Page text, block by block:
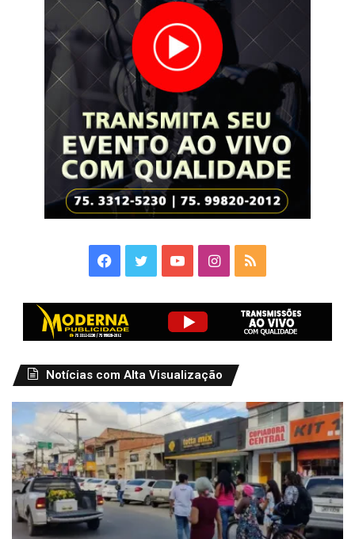
Facebook
TwitterYouTubeInstagram
RSS
Notícias com Alta Visualização